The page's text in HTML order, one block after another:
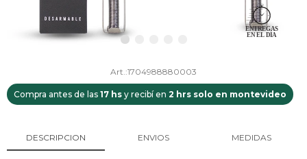
1704988880003
Compra antes de las 17 hs y recibí en 2 hrs solo en montevideo
DESCRIPCION ENVIOS MEDIDAS